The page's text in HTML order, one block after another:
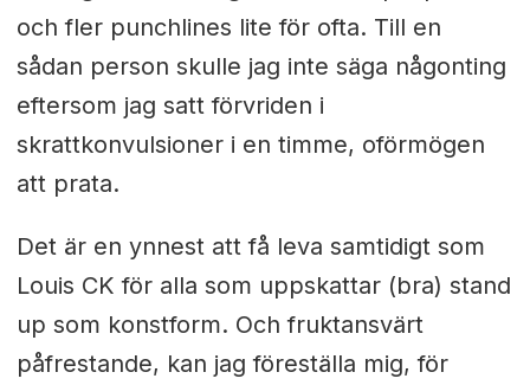
och fler punchlines lite för ofta. Till en
sådan person skulle jag inte säga någonting
eftersom jag satt förvriden i
skrattkonvulsioner i en timme, oförmögen
att prata.
Det är en ynnest att få leva samtidigt som
Louis CK för alla som uppskattar (bra) stand
up som konstform. Och fruktansvärt
påfrestande, kan jag föreställa mig, för